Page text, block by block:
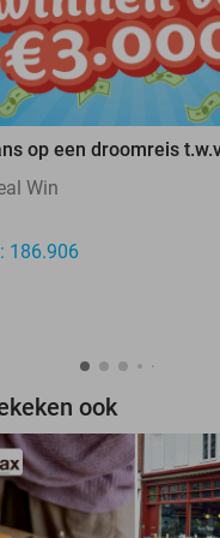
op een droomreis
Win
186.906
ook